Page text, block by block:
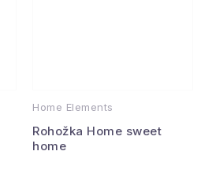
Home Elements
Rohožka Home sweet
home